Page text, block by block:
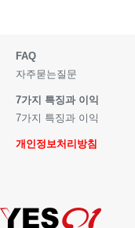
FAQ
자주묻는질문
7가지 특징과 이익
7가지 특징과 이익
개인정보처리방침